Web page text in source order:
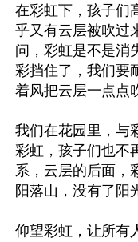
在彩虹下，孩子们
乎又有云层被吹过
问，彩虹是不是消
彩挡住了，我们要
着风把云层一点点
我们在花园里，与
彩虹，孩子们也不
系，云层的后面
阳落山，没有了阳
仰望彩虹，让所有